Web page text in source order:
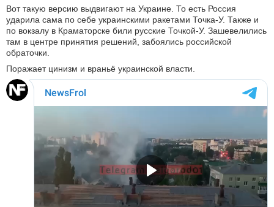
Вот такую версию выдвигают на Украине. То есть Россия
ударила сама по себе украинскими ракетами Точка-У. Также и
по вокзалу в Краматорске били русские Точкой-У. Зашевелились
там в центре принятия решений, забоялись российской
обраточки.
Поражает цинизм и враньё украинской власти.